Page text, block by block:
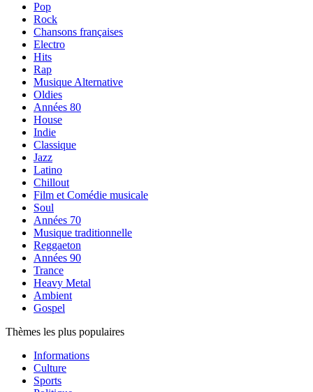
Pop
Rock
Chansons françaises
Electro
Hits
Rap
Musique Alternative
Oldies
Années 80
House
Indie
Classique
Jazz
Latino
Chillout
Film et Comédie musicale
Soul
Années 70
Musique traditionnelle
Reggaeton
Années 90
Trance
Heavy Metal
Ambient
Gospel
Thèmes les plus populaires
Informations
Culture
Sports